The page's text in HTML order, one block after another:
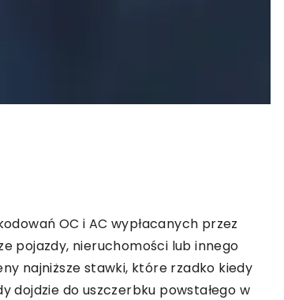
OC i AC wypłacanych przez
pojazdy, nieruchomości lub innego
najniższe stawki, które rzadko kiedy
dojdzie do uszczerbku powstałego w